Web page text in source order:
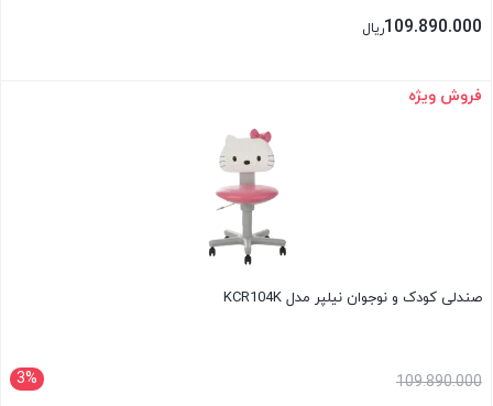
109.890.000ریال
بستن
فروش ویژه
صندلی کودک و نوجوان نیلپر مدل KCR104K
3% 109.890.000